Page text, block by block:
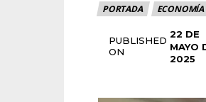
PORTADA ECONOMÍA
PUBLISHED
ON
22 DE
MAYO
2025